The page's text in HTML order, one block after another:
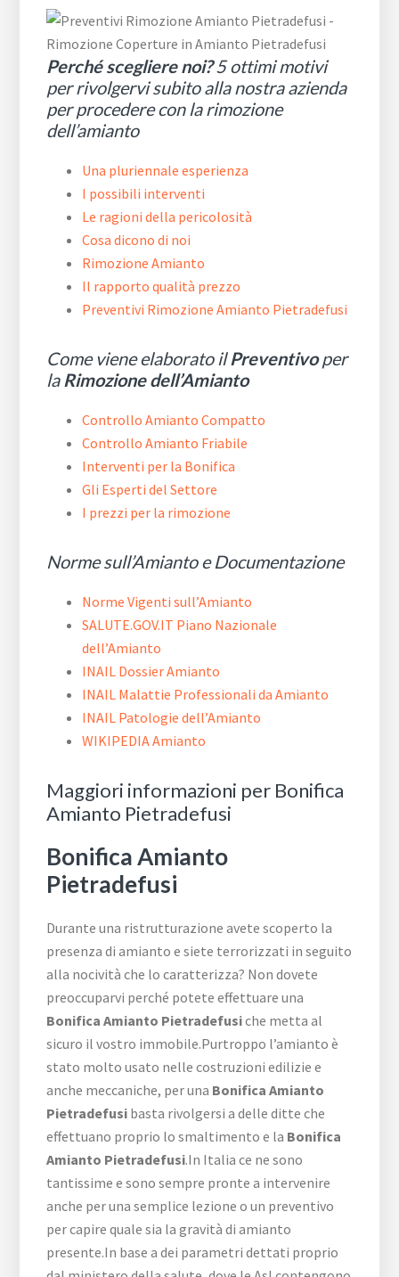
Perché scegliere noi?5 ottimi motivi
per rivolgervi subito alla nostra azienda
per procedere con la rimozione
dell’amianto
Una pluriennale esperienza
I possibili interventi
Le ragioni della pericolosità
Cosa dicono di noi
Rimozione Amianto
Il rapporto qualità prezzo
Preventivi Rimozione Amianto Pietradefusi
Come viene elaborato ilPreventivoper
laRimozione dell’Amianto
Controllo Amianto Compatto
Controllo Amianto Friabile
Interventi per la Bonifica
Gli Esperti del Settore
I prezzi per la rimozione
Norme sull’Amianto e Documentazione
Norme Vigenti sull’Amianto
SALUTE.GOV.IT Piano Nazionale
dell’Amianto
INAIL Dossier Amianto
INAIL Malattie Professionali da Amianto
INAIL Patologie dell’Amianto
WIKIPEDIA Amianto
Maggiori informazioni per Bonifica
Amianto Pietradefusi
Bonifica Amianto
Pietradefusi
Durante una ristrutturazione avete scoperto la
presenza di amianto e siete terrorizzati in seguito
alla nocività che lo caratterizza? Non dovete
preoccuparvi perché potete effettuare una
Bonifica Amianto Pietradefusiche metta al
sicuro il vostro immobile.Purtroppo l’amianto è
stato molto usato nelle costruzioni edilizie e
anche meccaniche, per una Bonifica Amianto
Pietradefusi basta rivolgersi a delle ditte che
effettuano proprio lo smaltimento e la Bonifica
Amianto Pietradefusi.In Italia ce ne sono
tantissime e sono sempre pronte a intervenire
anche per una semplice lezione o un preventivo
per capire quale sia la gravità di amianto
presente.In base a dei parametri dettati proprio